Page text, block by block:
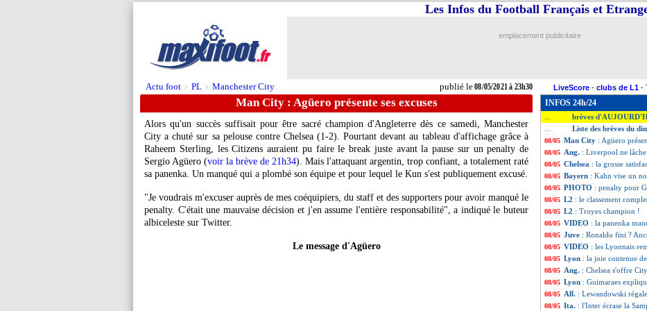
Actu foot > PL > Manchester City publié le08/05/2021 à 23h30
Les Infos du Football Français et
emplacement publicitaire
LiveScore - clubs de L1 -
Man City : Agüero présente ses excuses
Alors qu'un succès suffisait pour être sacré champion d'Angleterre dès ce samedi, Manchester
City a chuté sur sa pelouse contre Chelsea (1-2). Pourtant devant au tableau d'affichage grâce à
Raheem Sterling, les Citizens auraient pu faire le break juste avant la pause sur un penalty de
Sergio Agüero (voir la brève de 21h34). Mais l'attaquant argentin, trop confiant, a totalement raté
sa panenka. Un manqué qui a plombé son équipe et pour lequel le Kun s'est publiquement excusé.
"Je voudrais m'excuser auprès de mes coéquipiers, du staff et des supporters pour avoir manqué le
penalty. C'était une mauvaise décision et j'en assume l'entière responsabilité", a indiqué le buteur
albiceleste sur Twitter.
Le message d'Agüero
INFOS 24h/24
brèves
Liste des brèves du
08/05 Man City : Agüero
08/05 Ang. : Liverpool ne
08/05 Chelsea : la grosse
08/05 Bayern : Kahn vise un
08/05 PHOTO : penalty pour
08/05 L2 : le classement
08/05 L2 : Troyes champion !
08/05 VIDEO : la panenka
08/05 Juve : Ronaldo fini ?
08/05 VIDEO : les Lyonnais
08/05 Lyon : la joie contenue
08/05 Ang. : Chelsea s'offre
08/05 Lyon : Guimaraes
08/05 All. : Lewandowski
08/05 Ita. : l'Inter écrase la